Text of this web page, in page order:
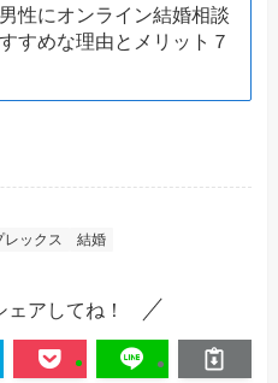
性にオンライン結婚相談
すめな理由とメリット７
レックス 結婚
アしてね！